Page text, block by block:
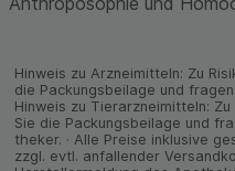
Hinweis zu Arzneimitteln: Zu
die Packungs­beilage und
Hinweis zu Tier­arz­nei­mitteln:
Sie die Packungs­beilage und
theker. · Alle Preise inklusive
zzgl. evtl. anfallender